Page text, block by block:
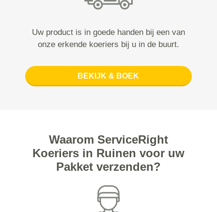
Uw product is in goede handen bij een van
onze erkende koeriers bij u in de buurt.
BEKIJK & BOEK
Waarom ServiceRight
Koeriers in Ruinen voor uw
Pakket verzenden?